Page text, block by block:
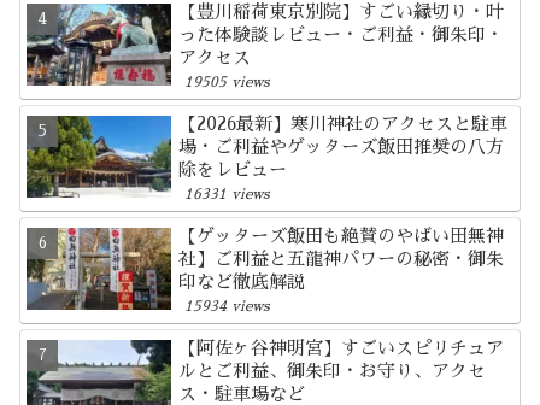
【豊川稲荷東京別院】すごい縁切り・叶
った体験談レビュー・ご利益・御朱印・
アクセス
19505 views
【2026最新】寒川神社のアクセスと駐車
場・ご利益やゲッターズ飯田推奨の八方
除をレビュー
16331 views
【ゲッターズ飯田も絶賛のやばい田無神
社】ご利益と五龍神パワーの秘密・御朱
印など徹底解説
15934 views
【阿佐ヶ谷神明宮】すごいスピリチュア
ルとご利益、御朱印・お守り、アクセ
ス・駐車場など